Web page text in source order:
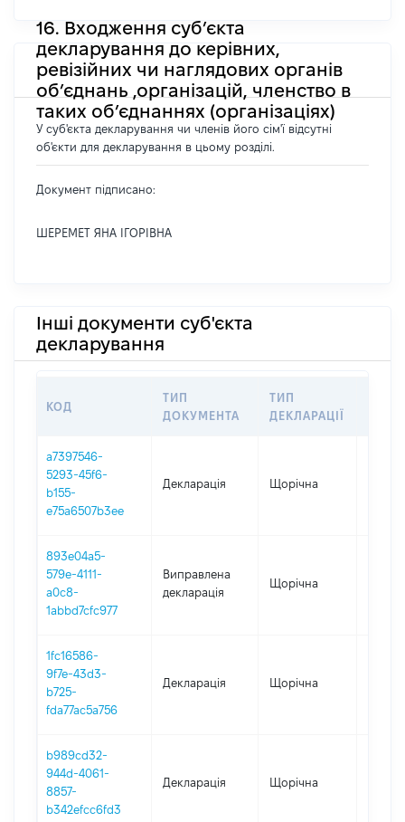
16. Входження суб’єкта
декларування до керівних,
ревізійних чи наглядових органів
об’єднань ,організацій, членство в
таких об’єднаннях (організаціях)
У суб'єкта декларування чи членів його сім'ї відсутні
об'єкти для декларування в цьому розділі.
Документ підписано:
ШЕРЕМЕТ ЯНА ІГОРІВНА
Інші документи суб'єкта
декларування
КОД
ТИП
ДОКУМЕНТА
ТИП
ДЕКЛАРАЦІЇ
a7397546-
5293-45f6-
b155-
e75a6507b3ee
Декларація Щорічна
893e04a5-
579e-4111-
a0c8-
1abbd7cfc977
Виправлена
декларація
Щорічна
1fc16586-
9f7e-43d3-
b725-
fda77ac5a756
Декларація Щорічна
b989cd32-
944d-4061-
8857-
b342efcc6fd3
Декларація Щорічна